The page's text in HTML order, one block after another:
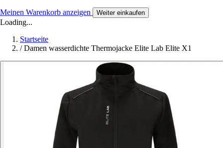
Meinen Warenkorb anzeigen Weiter einkaufen
Loading...
Startseite
/ Damen wasserdichte Thermojacke Elite Lab Elite X1